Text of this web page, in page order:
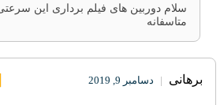
سلام دوربین های فیلم برداری این
متاسفانه
برهانی | دسامبر 9, 2019